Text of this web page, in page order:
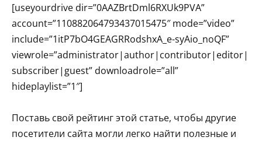
[useyourdrive dir=”0AAZBrtDml6RXUk9PVA”
account=”110882064793437015475″ mode=”video”
include=”1itP7bO4GEAGRRodshxA_e-syAio_noQF”
viewrole=”administrator|author|contributor|editor|
subscriber|guest” downloadrole=”all”
hideplaylist=”1″]
Поставь свой рейтинг этой статье, чтобы другие
посетители сайта могли легко найти полезные и